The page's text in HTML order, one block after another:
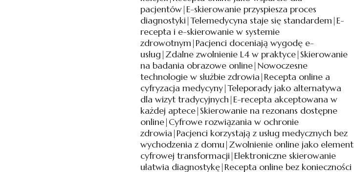
pacjentów|E-skierowanie przyspiesza proces
diagnostyki|Telemedycyna staje się standardem|E-
recepta i e-skierowanie w systemie
zdrowotnym|Pacjenci doceniają wygodę e-
usług|Zdalne zwolnienie L4 w praktyce|Skierowanie
na badania obrazowe online|Nowoczesne
technologie w służbie zdrowia|Recepta online a
cyfryzacja medycyny|Teleporady jako alternatywa
dla wizyt tradycyjnych|E-recepta akceptowana w
każdej aptece|Skierowanie na rezonans dostępne
online|Cyfrowe rozwiązania w ochronie
zdrowia|Pacjenci korzystają z usług medycznych bez
wychodzenia z domu|Zwolnienie online jako element
cyfrowej transformacji|Elektroniczne skierowanie
ułatwia diagnostykę|Recepta online bez konieczności